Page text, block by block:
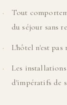
Tout
du séjour sans
L'hôtel n'est
Les
d'impératifs de